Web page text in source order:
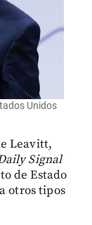
Unidos
Leavitt,
Signal
de Estado
otros tipos